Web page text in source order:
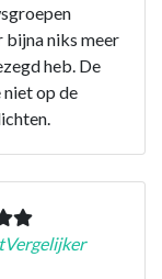
bijna niks meer
heb. De
niet op de